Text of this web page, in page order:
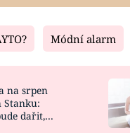
Living
DESIGN
Módní alarm
na srpen
Stanku:
dařit,